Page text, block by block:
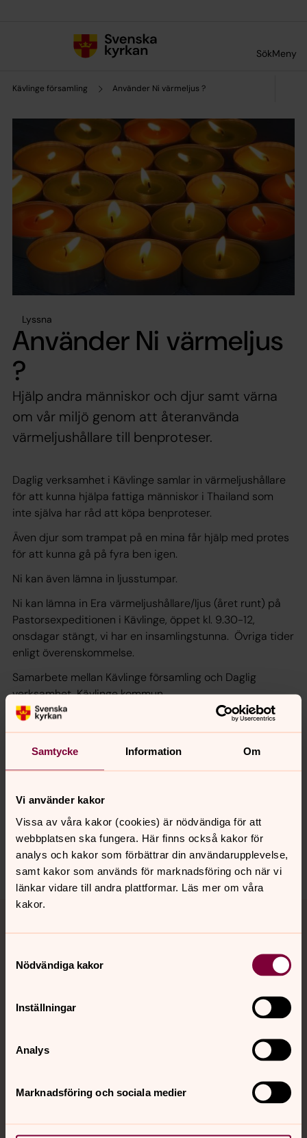
Samtycke Information Om
Vi använder kakor
Vissa av våra kakor (cookies) är nödvändiga för att
webbplatsen ska fungera. Här finns också kakor för
analys och kakor som förbättrar din användarupplevelse,
samt kakor som används för marknadsföring och när vi
länkar vidare till andra plattformar. Läs mer om våra
kakor.
Nödvändiga kakor
Inställningar
Analys
Marknadsföring och sociala medier
SökMeny
Kävlinge församling Använder Ni värmeljus ?
Lyssna
Använder Ni värmeljus
?
Hjälp andra människor och djur samt värna
om vår miljö genom att återanvända
värmeljushållare till benproteser.
Daglig verksamhet i Kävlinge samlar in värmeljushållare
för att kunna hjälpa fattiga människor i Thailand som
inte själva har råd att köpa benproteser.
Även djur som trampat på en mina får hjälp med protes
för att kunna gå på fyra ben igen.
Ni kan även lämna in ljusstumpar.
Ni kan lämna in Era värmeljushållare/ljus (året runt) på
Pastorsexpeditionen i Kävlinge, öppet kl. 9.30-12,
onsdagar stängt, vi har en insamlingstunna. Övriga tider
enligt överenskommelse.
Samarbete mellan Kävlinge församling och Daglig
verksamhet, Kävlinge kommun.
Senast ändrad 29 januari 2020
Synpunkter eller frågor på sidans
Dela
Tillbaka till toppen
Tillbaka till innehållet
Kontakt
Sociala kanaler